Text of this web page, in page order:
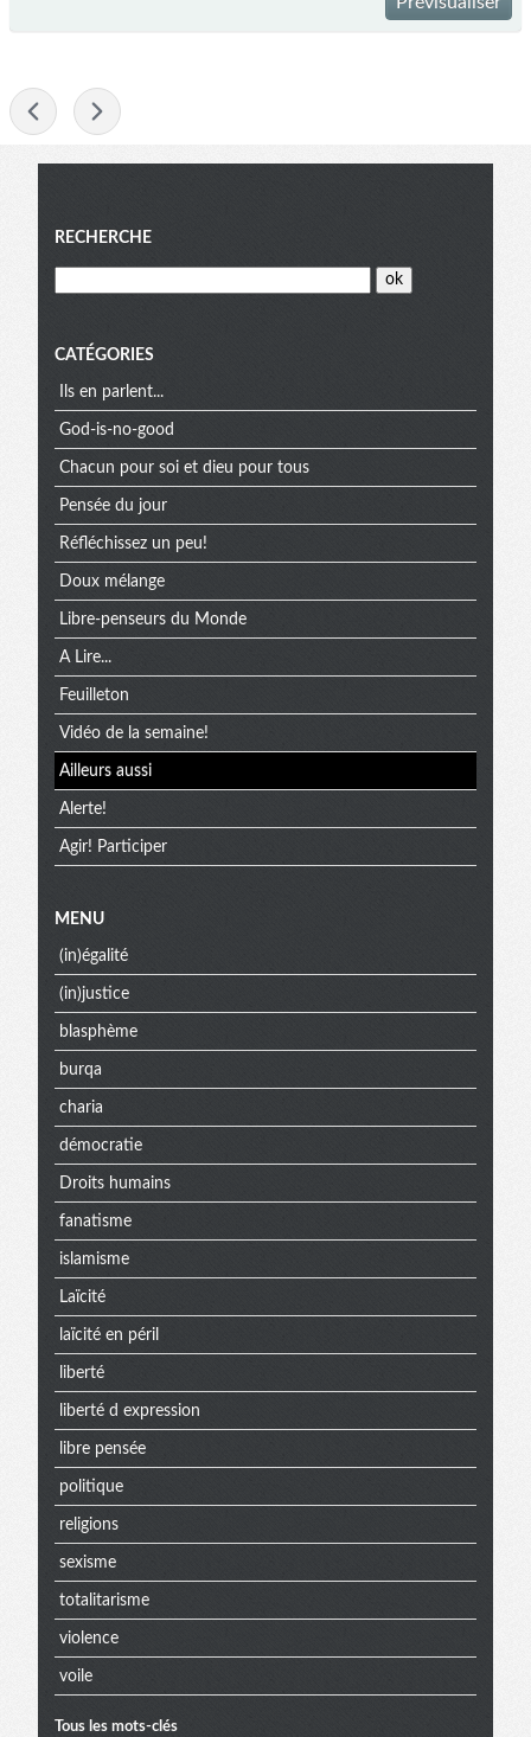
Menu
RECHERCHE
CATÉGORIES
Ils en parlent...
God-is-no-good
Chacun pour soi et dieu pour tous
Pensée du jour
Réfléchissez un peu!
Doux mélange
Libre-penseurs du Monde
A Lire...
Feuilleton
Vidéo de la semaine!
Ailleurs aussi
Alerte!
Agir! Participer
MENU
(in)égalité
(in)justice
blasphème
burqa
charia
démocratie
Droits humains
fanatisme
islamisme
Laïcité
laïcité en péril
liberté
liberté d expression
libre pensée
politique
religions
sexisme
totalitarisme
violence
voile
Tous les mots-clés